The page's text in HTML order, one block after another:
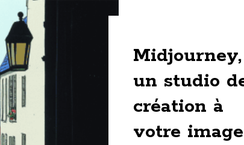
Midjourney,
un studio
création à
votre image